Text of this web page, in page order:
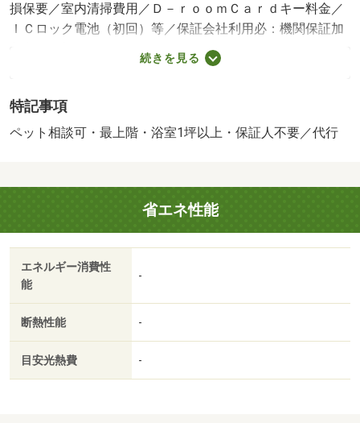
損保要／室内清掃費用／Ｄ－ｒｏｏｍＣａｒｄキー料金／
ＩＣロック電池（初回）等／保証会社利用必：機関保証加
入必須。初回保証料３５０００円、月額保証料賃料等総額
の１％＋８００円／月（その他商品あり）／ペット相談／
費］ルームクリーニング料金にエアコンクリーニング費用
を含みます。町会費未定です法人契約とする場合、個人負
／バルコニー／エアコン／ガスコンロ対応／クロゼット／
フローリング／ＴＶインターホン／浴室乾燥機／オートロ
ック／室内洗濯置／シューズボックス／システムキッチン
／追焚機能浴室／温水洗浄便座／洗面所独立／駐輪場／宅
配ボックス／最上階／敷金不要／対面式キッチン／防犯カ
メラ／ペット相談／照明付／全居室洋室／ウォークインク
不要／築２年以内／築３年以内／浴室１坪以上／トイレ未
使用／２駅利用可／駅徒歩１０分以内／築５年以内／セキ
ュリティ会社加入済／ＬＤＫ１２畳以上／都市ガス／ＢＳ
続きを見る
特記事項
ペット相談可・最上階・浴室1坪以上・保証人不要／代行
省エネ性能
エネルギー消費性
能
-
断熱性能 -
目安光熱費 -